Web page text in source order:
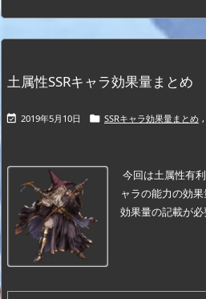
土属性SSRキャラ効果量まとめ
 2019年5月10日  SSRキャラ効果量まとめ ,
今回は土属性有
ャラの能力の効果
効果量の記載が